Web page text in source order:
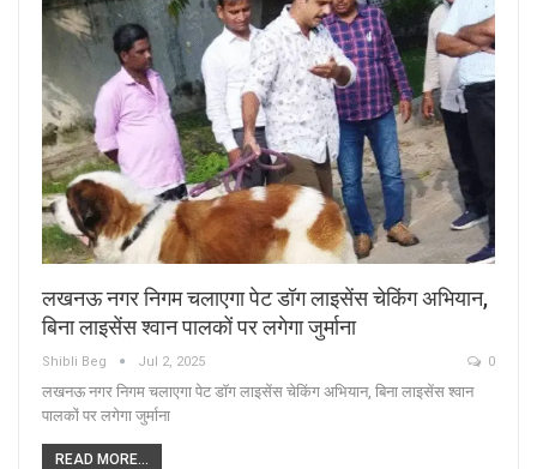
लखनऊ नगर निगम चलाएगा पेट डॉग लाइसेंस चेकिंग अभियान,
बिना लाइसेंस श्वान पालकों पर लगेगा जुर्माना
Shibli Beg Jul 2, 2025 0
लखनऊ नगर निगम चलाएगा पेट डॉग लाइसेंस चेकिंग अभियान, बिना लाइसेंस श्वान
पालकों पर लगेगा जुर्माना
READ MORE...